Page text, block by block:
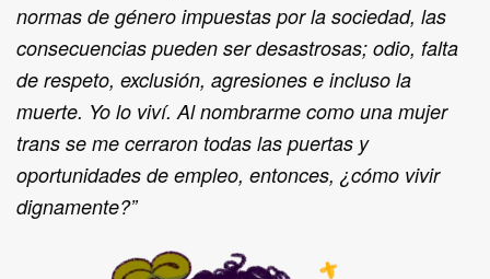
normas de género impuestas por la sociedad, las
consecuencias pueden ser desastrosas; odio, falta
de respeto, exclusión, agresiones e incluso la
muerte. Yo lo viví. Al nombrarme como una mujer
trans se me cerraron todas las puertas y
oportunidades de empleo, entonces, ¿cómo vivir
dignamente?”